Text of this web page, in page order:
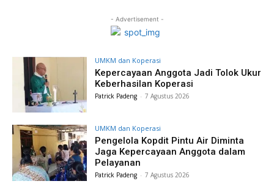
- Advertisement -
UMKM dan Koperasi
Kepercayaan Anggota Jadi Tolok Ukur
Keberhasilan Koperasi
Patrick Padeng - 7 Agustus 2026
UMKM dan Koperasi
Pengelola Kopdit Pintu Air Diminta
Jaga Kepercayaan Anggota dalam
Pelayanan
Patrick Padeng - 7 Agustus 2026